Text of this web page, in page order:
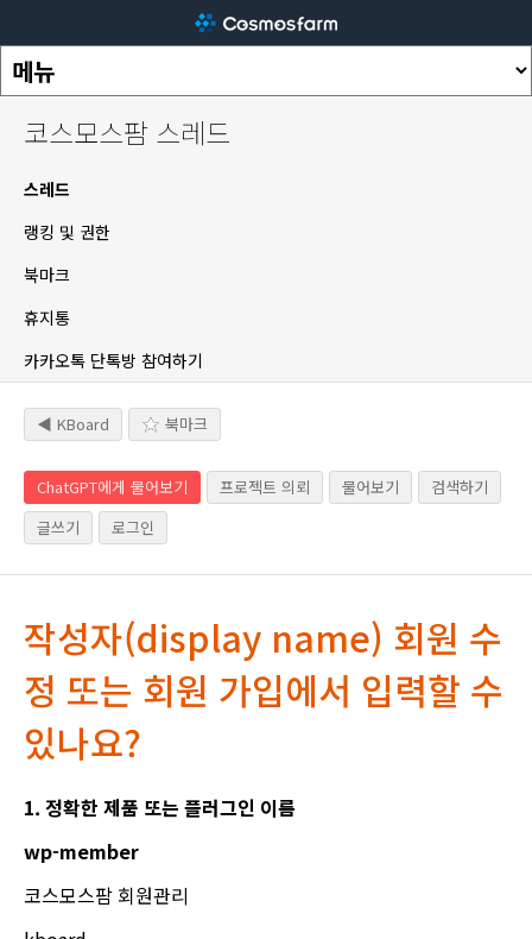
코스모스팜 스레드
스레드
랭킹 및 권한
북마크
휴지통
카카오톡 단톡방 참여하기
◀ KBoard 북마크
ChatGPT에게 물어보기 프로젝트 의뢰 물어보기
검색하기
글쓰기
로그인
작성자(display name) 회원 수
정 또는 회원 가입에서 입력할 수
있나요?
1. 정확한 제품 또는 플러그인 이름
wp-member
코스모스팜 회원관리